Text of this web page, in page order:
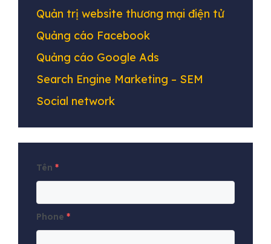
Quản trị website thương mại điện tử
Quảng cáo Facebook
Quảng cáo Google Ads
Search Engine Marketing – SEM
Social network
Tên *
Phone *